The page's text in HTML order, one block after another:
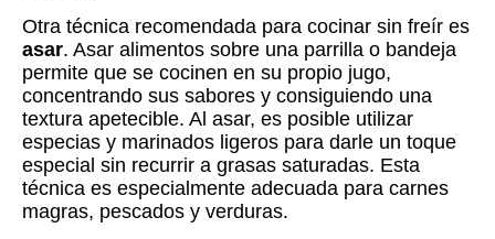
Otra técnica recomendada para cocinar sin freír es
asar. Asar alimentos sobre una parrilla o bandeja
permite que se cocinen en su propio jugo,
concentrando sus sabores y consiguiendo una
textura apetecible. Al asar, es posible utilizar
especias y marinados ligeros para darle un toque
especial sin recurrir a grasas saturadas. Esta
técnica es especialmente adecuada para carnes
magras, pescados y verduras.